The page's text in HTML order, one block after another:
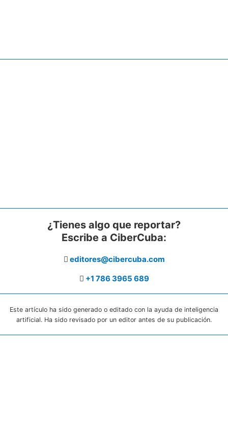
¿Tienes algo que reportar?
Escribe a CiberCuba:
editores@cibercuba.com
+1 786 3965 689
Este artículo ha sido generado o editado con la ayuda de inteligencia
artificial. Ha sido revisado por un editor antes de su publicación.